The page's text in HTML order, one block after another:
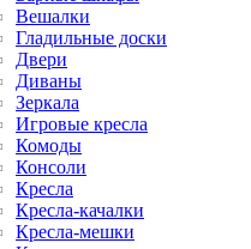
Вешалки
Гладильные доски
Двери
Диваны
Зеркала
Игровые кресла
Комоды
Консоли
Кресла
Кресла-качалки
Кресла-мешки